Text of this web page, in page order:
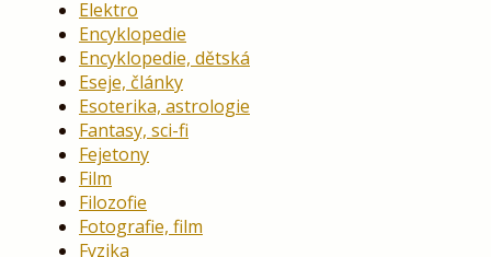
Elektro
Encyklopedie
Encyklopedie, dětská
Eseje, články
Esoterika, astrologie
Fantasy, sci-fi
Fejetony
Film
Filozofie
Fotografie, film
Fyzika